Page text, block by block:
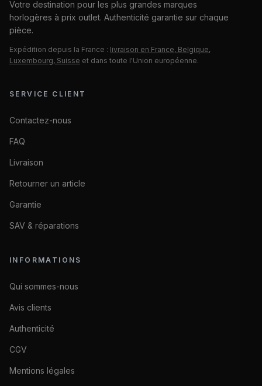
Votre destination pour les plus grandes marques
horlogères à prix outlet. Authenticité garantie sur chaque
pièce.
Expédition depuis la France : livraison en France, Belgique,
Luxembourg, Suisse et dans toute l'Union européenne.
SERVICE CLIENT
Contactez-nous
FAQ
Livraison
Retourner un article
Garantie
SAV & réparations
INFORMATIONS
Qui sommes-nous
Avis clients
Authenticité
CGV
Mentions légales